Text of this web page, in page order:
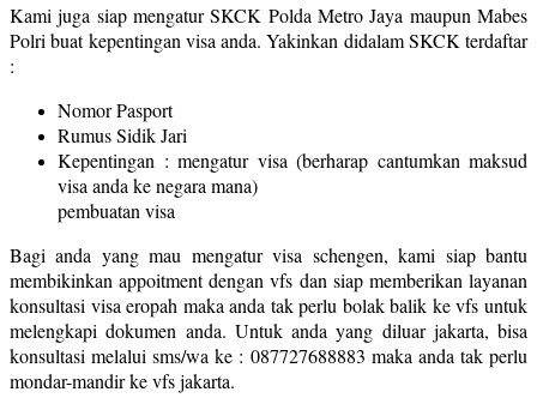
Kami juga siap mengatur SKCK Polda Metro Jaya maupun Mabes
Polri buat kepentingan visa anda. Yakinkan didalam SKCK terdaftar
:
Nomor Pasport
Rumus Sidik Jari
Kepentingan : mengatur visa (berharap cantumkan maksud
visa anda ke negara mana)
pembuatan visa
Bagi anda yang mau mengatur visa schengen, kami siap bantu
membikinkan appoitment dengan vfs dan siap memberikan layanan
konsultasi visa eropah maka anda tak perlu bolak balik ke vfs untuk
melengkapi dokumen anda. Untuk anda yang diluar jakarta, bisa
konsultasi melalui sms/wa ke : 087727688883 maka anda tak perlu
mondar-mandir ke vfs jakarta.